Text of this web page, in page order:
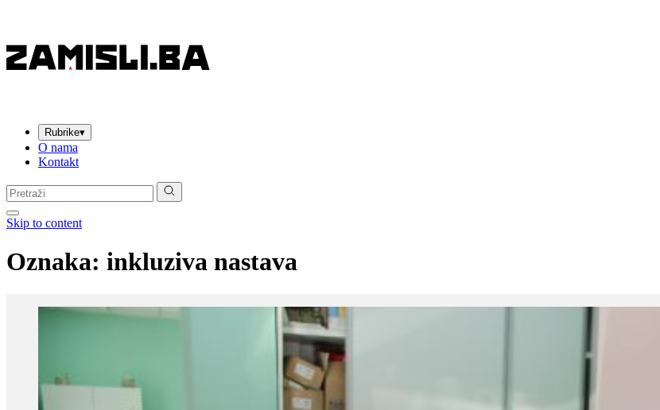
Rubrike▾
O nama
Kontakt
Pretraga:
Skip to content
Oznaka: inkluziva nastava